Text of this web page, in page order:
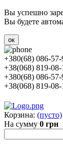
Вы успешно
Вы будете
ок
+380(68) 086-
+38(068) 819-
+380(68) 086-
+38(068) 819-
Корзина: (пусто)
На сумму 0 грн